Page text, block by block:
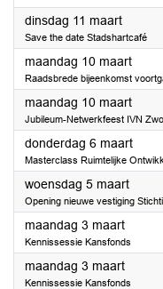
dinsdag 11 maart2025
Save the date Stadshartcafé
maandag 10 maart2025
Raadsbrede bijeenkomst
maandag 10 maart2025
Jubileum-Netwerkfeest IVN
donderdag 6 maart2025
Masterclass Ruimtelijke
woensdag 5 maart2025
Opening nieuwe vestiging
maandag 3 maart2025
Kennissessie Kansfonds
maandag 3 maart2025
Kennissessie Kansfonds